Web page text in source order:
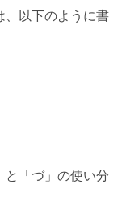
、以下のように書
と「づ」の使い分